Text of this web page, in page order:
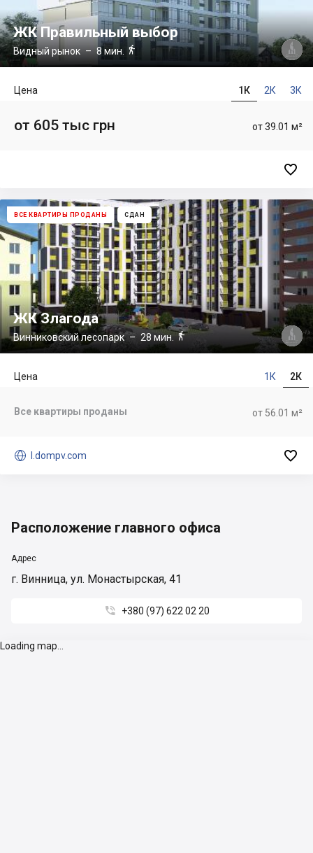
ЖК Правильный выбор
Видный рынок – 8 мин. 
1К 2К 3К
Цена
от 39.01 м²
от 605 тыс грн

ВСЕ КВАРТИРЫ ПРОДАНЫ СДАН
ЖК Злагода
Винниковский лесопарк– 28 мин.
1К 2К
Цена
от 56.01 м²
Все квартиры проданы
 l.dompv.com 
Расположение главного офиса
Адрес
г. Винница, ул. Монастырская, 41
 +380 (97) 622 02 20
Loading map...